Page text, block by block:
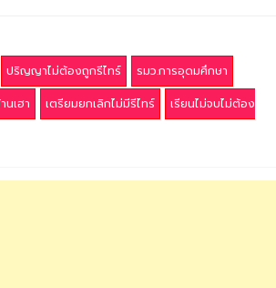
ปริญญาไม่ต้องถูกรีไทร์
รมว.การอุดมศึกษา
นเฮา เตรียมยกเลิกไม่มีรีไทร์
เรียนไม่จบไม่ต้อง